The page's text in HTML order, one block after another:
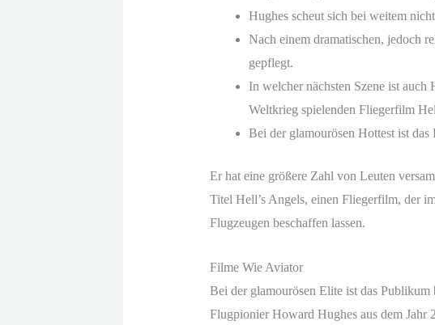
Hughes scheut sich bei weitem
Nach einem dramatischen, jedoch
gepflegt.
In welcher nächsten Szene ist
Weltkrieg spielenden Fliegerfilm
Bei der glamourösen Hottest ist
Er hat eine größere Zahl von Leuten
Titel Hell’s Angels, einen Fliegerfilm, der
Flugzeugen beschaffen lassen.
Filme Wie Aviator
Bei der glamourösen Elite ist das
Flugpionier Howard Hughes aus dem Jahr